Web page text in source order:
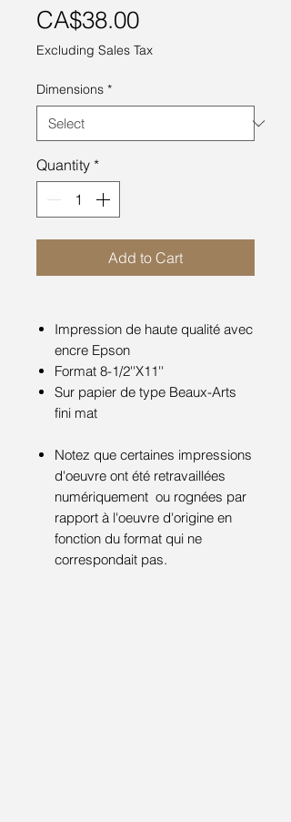
CA$38.00Price
Excluding Sales Tax
Dimensions *
Quantity *
Add to Cart
Impression de haute qualité avec
encre Epson
Format 8-1/2''X11''
Sur papier de type Beaux-Arts
fini mat
Notez que certaines impressions
d'oeuvre ont été retravaillées
numériquement ou rognées par
rapport à l'oeuvre d'origine en
fonction du format qui ne
correspondait pas.